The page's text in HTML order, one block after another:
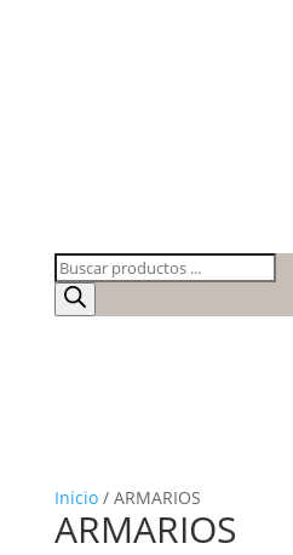
Búsqueda
de
productos
Inicio/ ARMARIOS
ARMARIOS